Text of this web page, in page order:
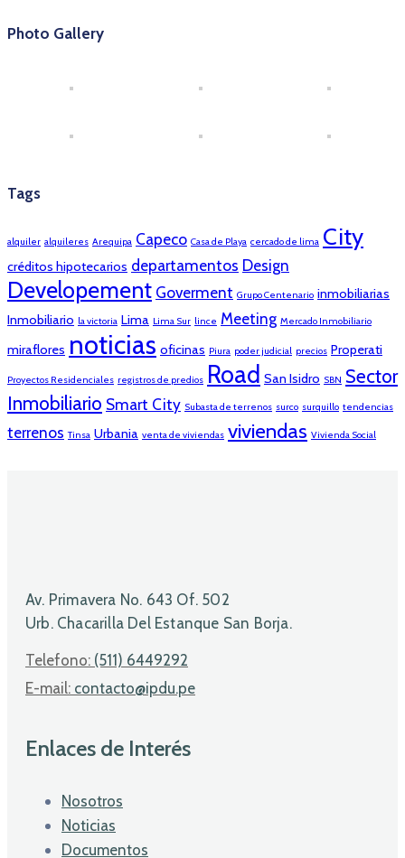
Photo Gallery
Tags
alquiler alquileres Arequipa Capeco Casa de Playa cercado de lima City
créditos hipotecarios departamentos Design
Developement Goverment Grupo Centenario inmobiliarias
Inmobiliario la victoria Lima Lima Sur lince Meeting Mercado Inmobiliario
miraflores noticias oficinas Piura poder judicial precios Properati
Proyectos Residenciales registros de predios Road San Isidro SBN Sector
Inmobiliario Smart City Subasta de terrenos surco surquillo tendencias
terrenos Tinsa Urbania venta de viviendas viviendas Vivienda Social
Av. Primavera No. 643 Of. 502
Urb. Chacarilla Del Estanque San Borja.
Telefono: (511) 6449292
E-mail: contacto@ipdu.pe
Enlaces de Interés
Nosotros
Noticias
Documentos